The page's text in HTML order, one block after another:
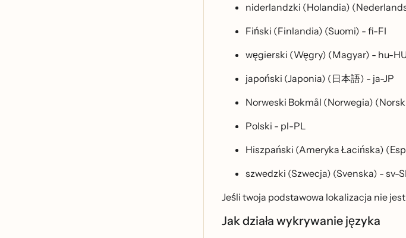
niderlandzki (Holandia)
Fiński (Finlandia) (Suomi) - fi-FI
węgierski (Węgry) (Magyar) - hu-
japoński (Japonia) (日本語) - ja-JP
Norweski Bokmål (Norwegia)
Polski - pl-PL
Hiszpański (Ameryka Łacińska)
szwedzki (Szwecja) (Svenska) - sv-
Jeśli twoja podstawowa lokalizacja nie
Jak działa wykrywanie języka